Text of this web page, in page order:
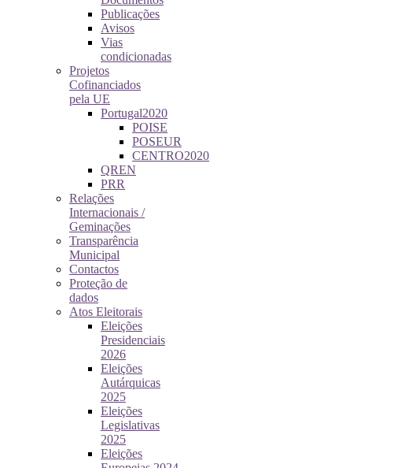
Publicações
Avisos
Vias
condicionadas
Projetos
Cofinanciados
pela UE
Portugal2020
POISE
POSEUR
CENTRO2020
QREN
PRR
Relações
Internacionais /
Geminações
Transparência
Municipal
Contactos
Proteção de
dados
Atos Eleitorais
Eleições
Presidenciais
2026
Eleições
Autárquicas
2025
Eleições
Legislativas
2025
Eleições